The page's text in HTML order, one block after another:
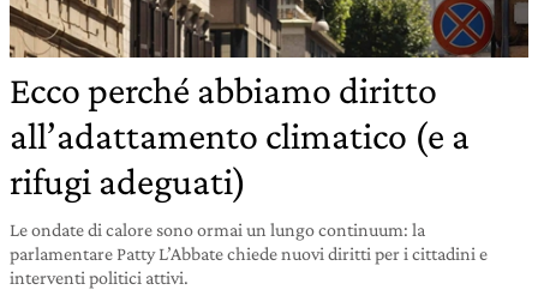
Ecco perché abbiamo diritto
all’adattamento climatico (e a
rifugi adeguati)
Le ondate di calore sono ormai un lungo continuum: la
parlamentare Patty L’Abbate chiede nuovi diritti per i cittadini e
interventi politici attivi.